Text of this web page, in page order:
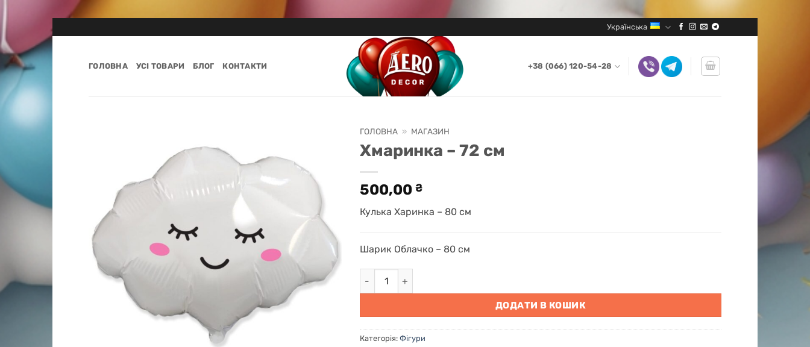
Українська
ГОЛОВНА УСІ ТОВАРИ БЛОГ КОНТАКТИ +38 (066) 120-54-28
ГОЛОВНА » МАГАЗИН
Хмаринка – 72 см
500,00 ₴
Кулька Харинка – 80 см
Шарик Облачко – 80 см
Хмаринка - 72 см кількість
ДОДАТИ В КОШИК
Категорія: Фігури